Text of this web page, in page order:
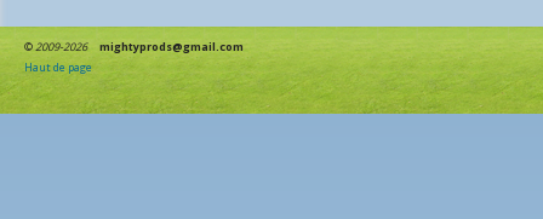
©2009-2026
mightyprods@gmail.com
Haut de page